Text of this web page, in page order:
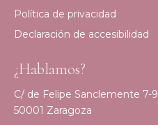
Política de privacidad
Declaración de accesibilidad
¿Hablamos?
C/ de Felipe Sanclemente 7-9
50001 Zaragoza